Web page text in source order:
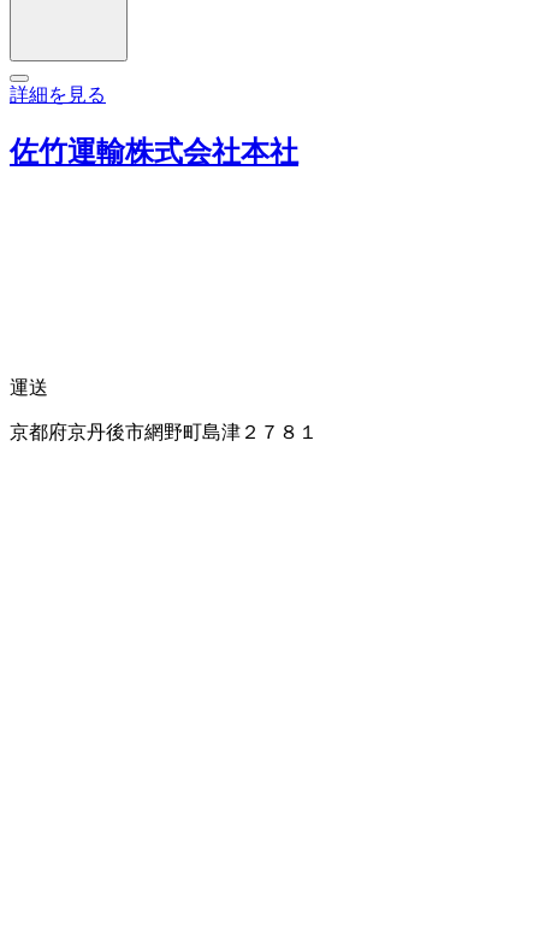
詳細を見る
佐竹運輸株式会社本社
運送
京都府京丹後市網野町島津２７８１